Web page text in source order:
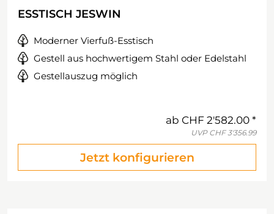
ESSTISCH JESWIN
Moderner Vierfuß-Esstisch
Gestell aus hochwertigem Stahl oder Edelstahl
Gestellauszug möglich
ab CHF 2'582.00
UVP CHF 3'356.99
Jetzt konfigurieren